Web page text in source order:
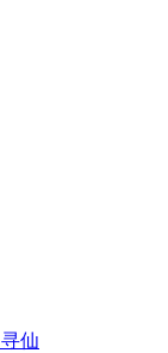
寻仙